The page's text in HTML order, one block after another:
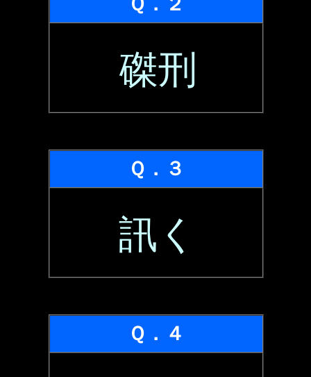
磔刑
Ｑ．３
訊く
Ｑ．４